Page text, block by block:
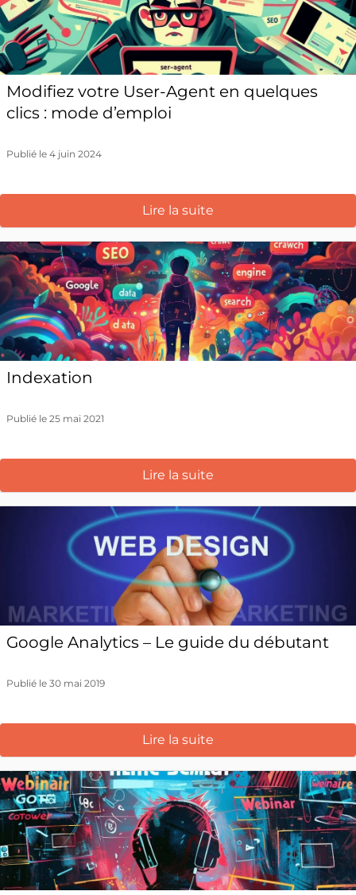
Modifiez votre User-Agent en quelques
clics : mode d’emploi
Publié le 4 juin 2024
Lire la suite
Indexation
Publié le 25 mai 2021
Lire la suite
Google Analytics – Le guide du débutant
Publié le 30 mai 2019
Lire la suite